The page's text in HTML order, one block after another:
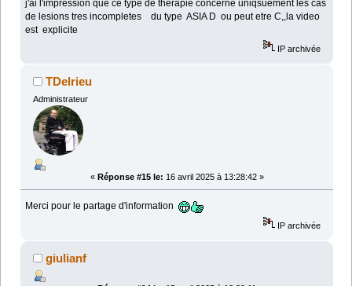
j'ai l'impression que ce type de therapie concerne uniqsuement les cas
de lesions tres incompletes du type ASIA D ou peut etre C,,la video
est explicite
IP archivée
TDelrieu
Administrateur
« Réponse #15 le: 16 avril 2025 à 13:28:42 »
Merci pour le partage d'information
IP archivée
giulianf